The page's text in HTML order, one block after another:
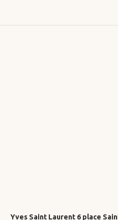
Yves Saint Laurent 6 place